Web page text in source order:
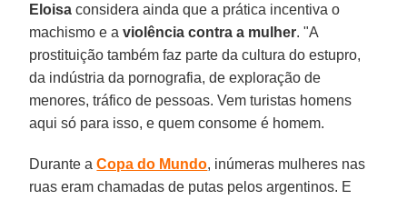
Eloisa considera ainda que a prática incentiva o
machismo e aviolência contra a mulher. "A
prostituição também faz parte da cultura do estupro,
da indústria da pornografia, de exploração de
menores, tráfico de pessoas. Vem turistas homens
aqui só para isso, e quem consome é homem.
Durante aCopa do Mundo, inúmeras mulheres nas
ruas eram chamadas de putas pelos argentinos. E